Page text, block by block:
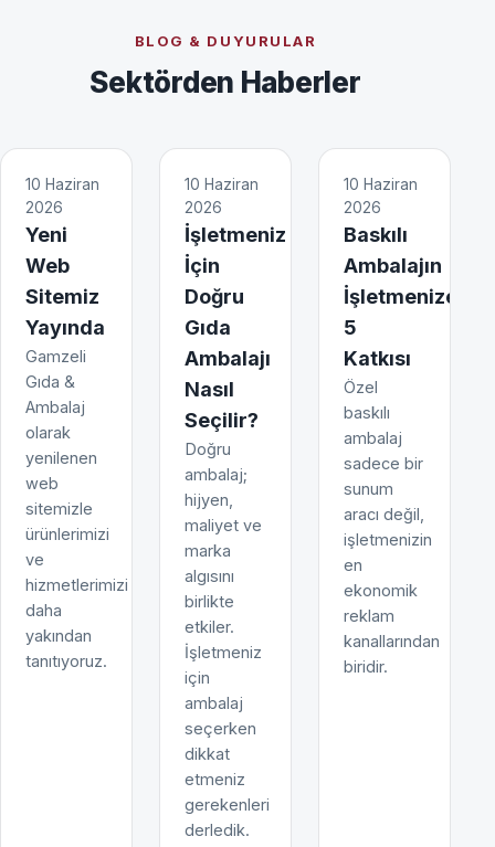
BLOG & DUYURULAR
Sektörden Haberler
10 Haziran
2026
Yeni
Web
Sitemiz
Yayında
Gamzeli
Gıda &
Ambalaj
olarak
yenilenen
web
sitemizle
ürünlerimizi
ve
hizmetlerimizi
daha
yakından
tanıtıyoruz.
10 Haziran
2026
İşletmeniz
İçin
Doğru
Gıda
Ambalajı
Nasıl
Seçilir?
Doğru
ambalaj;
hijyen,
maliyet ve
marka
algısını
birlikte
etkiler.
İşletmeniz
için
ambalaj
seçerken
dikkat
etmeniz
gerekenleri
derledik.
10 Haziran
2026
Baskılı
Ambalajın
İşletmenize
5
Katkısı
Özel
baskılı
ambalaj
sadece bir
sunum
aracı değil,
işletmenizin
en
ekonomik
reklam
kanallarından
biridir.